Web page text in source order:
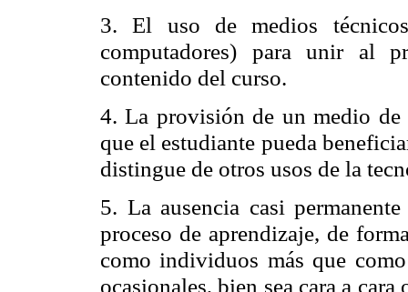
3. El uso de medios
computadores) para unir al
contenido del curso.
4. La provisión de un medio
que el estudiante pueda
distingue de otros usos de la
5. La ausencia casi
proceso de aprendizaje, de
como individuos más que
ocasionales, bien sea cara a